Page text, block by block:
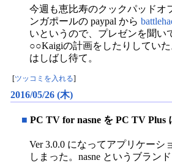
今週も恵比寿のクックパッドオ
ンガポールの paypal から
いというので、プレゼンを聞い
○○Kaigiの計画をしたりしてい
はしばし待て。
[ツッコミを入れる]
2016/05/26 (木)
■ PC TV for nasne を PC TV Plus
Ver 3.0.0 になってアプリケーシ
しまった。nasne というブラン